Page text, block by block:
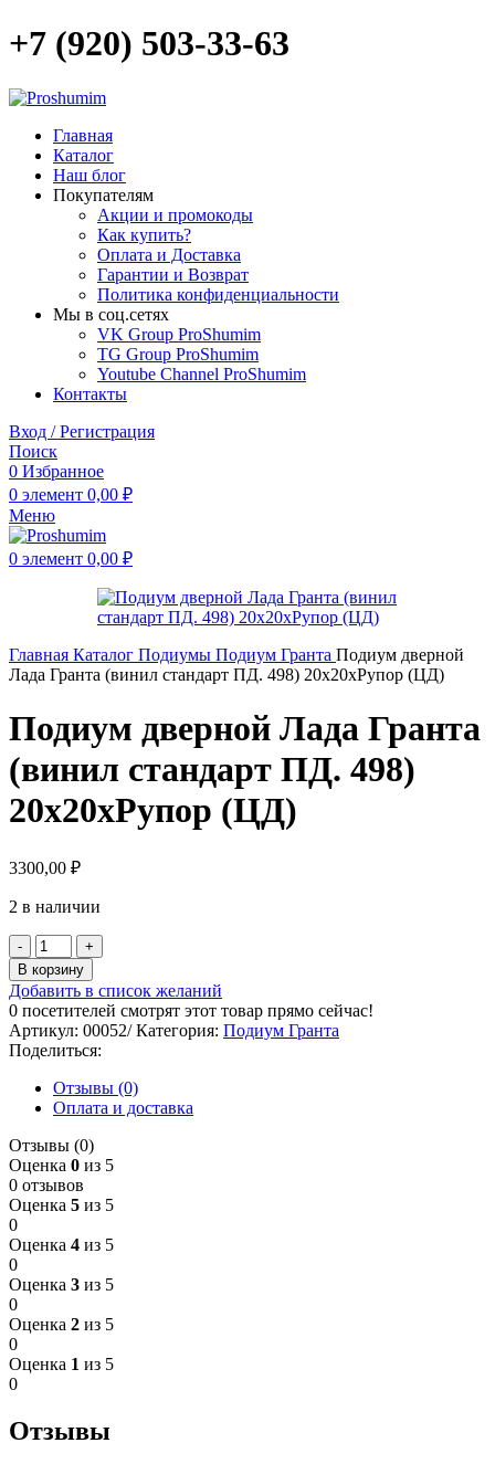
+7 (920) 503-33-63
Главная
Каталог
Наш блог
Покупателям
Акции и промокоды
Как купить?
Оплата и Доставка
Гарантии и Возврат
Политика конфиденциальности
Мы в соц.сетях
VK Group ProShumim
TG Group ProShumim
Youtube Channel ProShumim
Контакты
Вход / Регистрация
Поиск
0 Избранное
0 элемент 0,00 ₽
Меню
0 элемент 0,00 ₽
Главная Каталог Подиумы Подиум Гранта Подиум дверной
Лада Гранта (винил стандарт ПД. 498) 20х20хРупор (ЦД)
Подиум дверной Лада Гранта
(винил стандарт ПД. 498)
20х20хРупор (ЦД)
3300,00 ₽
2 в наличии
В корзину
Добавить в список желаний
0 посетителей смотрят этот товар прямо сейчас!
Артикул: 00052/Категория: Подиум Гранта
Поделиться:
Отзывы (0)
Оплата и доставка
Отзывы (0)
Оценка 0 из 5
0 отзывов
Оценка 5 из 5
0
Оценка 4 из 5
0
Оценка 3 из 5
0
Оценка 2 из 5
0
Оценка 1 из 5
0
Отзывы